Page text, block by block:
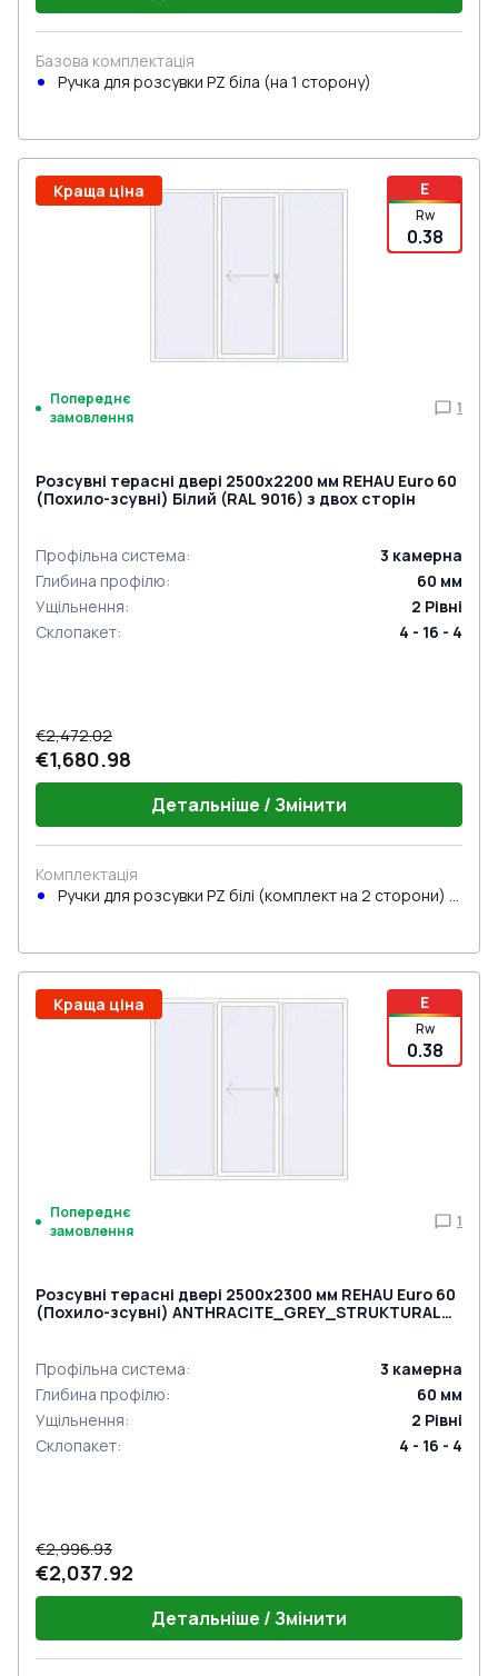
Базова комплектація
Ручкa для розсувки PZ біла (на 1 сторону)
E
Rw
0.38
Краща ціна
Попереднє
замовлення
1
Розсувні терасні двері 2500x2200 мм REHAU Euro 60
(Похило-зсувні) Білий (RAL 9016) з двох сторін
Профільна система: 3 камерна
Глибина профілю: 60 мм
Ущільнення: 2 Рівні
Склопакет: 4 - 16 - 4
€2,472.02
€1,680.98
Детальніше / Змінити
Комплектація
Ручки для розсувки PZ білі (комплект на 2 сторони) з
E
Rw
0.38
Краща ціна
Попереднє
замовлення
1
Розсувні терасні двері 2500x2300 мм REHAU Euro 60
(Похило-зсувні) ANTHRACITE_GREY_STRUKTURAL
Профільна система: 3 камерна
Глибина профілю: 60 мм
Ущільнення: 2 Рівні
Склопакет: 4 - 16 - 4
€2,996.93
€2,037.92
Детальніше / Змінити